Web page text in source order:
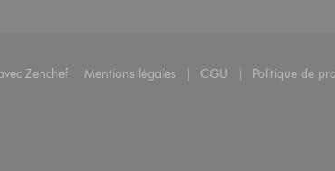
Zenchef((ouvre une nouvelle fenêtre))
Mentions légales
((ouvre une nouvelle fenêtre))
CGU
((ouvre une
Politique de